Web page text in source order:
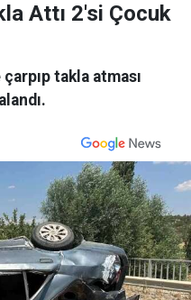
Attı 2'si Çocuk
takla atması